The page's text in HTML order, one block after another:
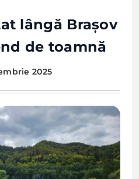
lângă Brașov
de toamnă
2025